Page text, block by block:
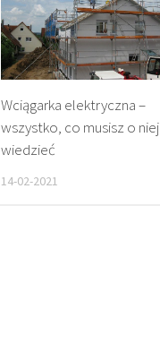
Wciągarka elektryczna –
wszystko, co musisz o niej
wiedzieć
14-02-2021